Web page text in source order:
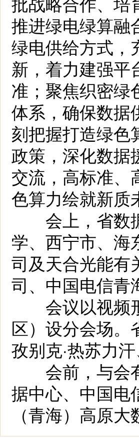
推进绿电绿算融
绿电供给方式，
新，着力建强平
准；聚焦织密绿
体系，确保数据
刻把握打造绿色
政策，深化数据
交流，高标准、
色算力绘就新质
会上，省数据
学、西宁市、海
司及天合光能有
司、中国电信青
会议以视频形
区）设分会场。
孜别克·热苏力
会前，与会有
据中心、中国电
（青海）高原